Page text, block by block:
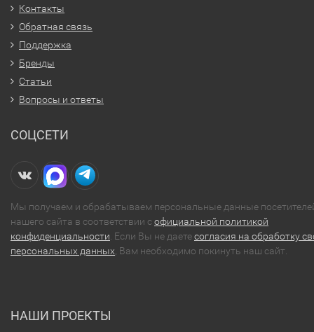
Контакты
Обратная связь
Поддержка
Бренды
Статьи
Вопросы и ответы
СОЦСЕТИ
Мы получаем и обрабатываем персональные данные
нашего сайта в соответствии софициальной политикой
конфиденциальности . Если Вы не даетесогласия на обработку
персональных данных , Вам необходимо покинуть наш сайт.
НАШИ ПРОЕКТЫ